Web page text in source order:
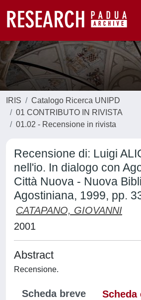
IRIS
Catalogo Ricerca UNIPD
01 CONTRIBUTO IN RIVISTA
01.02 - Recensione in rivista
Recensione di: Luigi
nell'io. In dialogo con
Città Nuova - Nuova
Agostiniana, 1999, pp.
CATAPANO, GIOVANNI
2001
Abstract
Recensione.
Scheda breve
Scheda